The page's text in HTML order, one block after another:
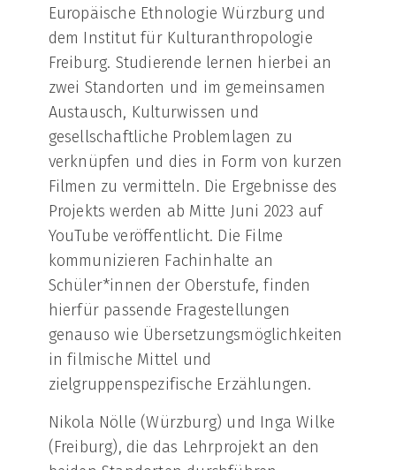
Europäische Ethnologie Würzburg und
dem Institut für Kulturanthropologie
Freiburg. Studierende lernen hierbei an
zwei Standorten und im gemeinsamen
Austausch, Kulturwissen und
gesellschaftliche Problemlagen zu
verknüpfen und dies in Form von kurzen
Filmen zu vermitteln. Die Ergebnisse des
Projekts werden ab Mitte Juni 2023 auf
YouTube veröffentlicht. Die Filme
kommunizieren Fachinhalte an
Schüler*innen der Oberstufe, finden
hierfür passende Fragestellungen
genauso wie Übersetzungsmöglichkeiten
in filmische Mittel und
zielgruppenspezifische Erzählungen.
Nikola Nölle (Würzburg) und Inga Wilke
(Freiburg), die das Lehrprojekt an den